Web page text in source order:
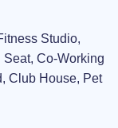
Studio,
Co-Working
Club House, Pet